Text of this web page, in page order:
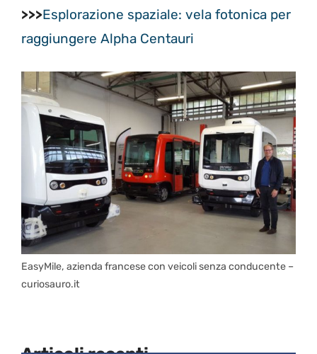
>>>Esplorazione spaziale: vela fotonica per
raggiungere Alpha Centauri
EasyMile, azienda francese con veicoli senza conducente –
curiosauro.it